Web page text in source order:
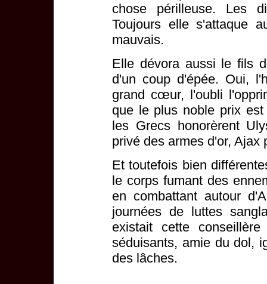
chose périlleuse. Les
Toujours elle s'attaque
mauvais.
Elle dévora aussi le fils
d'un coup d'épée. Oui,
grand cœur, l'oubli
que le plus noble prix
les Grecs honorèrent
privé des armes d'or, Ajax
Et toutefois bien
le corps fumant des
en combattant autour
journées de luttes
existait cette
séduisants, amie du dol,
des lâches.